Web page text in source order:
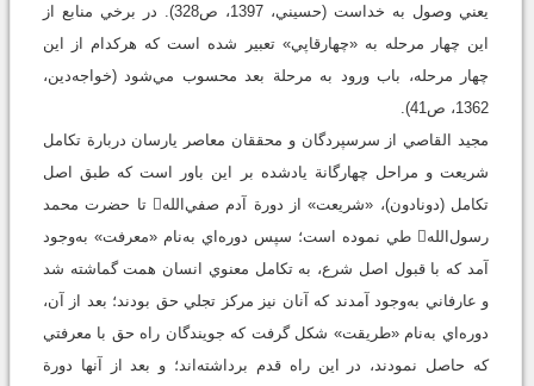
يعني وصول به خداست (حسيني، 1397، ص328). در برخي منابع از
اين چهار مرحله به «چهارقاپي» تعبير شده است که هرکدام از اين
چهار مرحله، باب ورود به مرحلة بعد محسوب مي‌شود (خواجه‌دين،
1362، ص41).
مجيد القاصي از سرسپردگان و محققان معاصر يارسان دربارة تکامل
شريعت و مراحل چهارگانة يادشده بر اين باور است که طبق اصل
تکامل (دونادون)، «شريعت» از دورة آدم صفي‌الله تا حضرت محمد
رسول‌الله طي نموده است؛ سپس دوره‌اي به‌نام «معرفت» به‌وجود
آمد که با قبول اصل شرع، به تکامل معنوي انسان همت گماشته شد
و عارفاني به‌وجود آمدند که آنان نيز مرکز تجلي حق بودند؛ بعد از آن،
دوره‌اي به‌نام «طريقت» شکل گرفت که جويندگان راه حق با معرفتي
که حاصل نمودند، در اين راه قدم برداشته‌اند؛ و بعد از آنها دورة